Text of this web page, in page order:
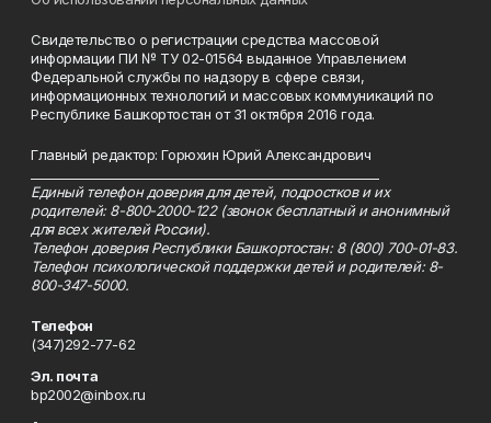
Свидетельство о регистрации средства массовой
информации ПИ № ТУ 02-01564 выданное Управлением
Федеральной службы по надзору в сфере связи,
информационных технологий и массовых коммуникаций по
Республике Башкортостан от 31 октября 2016 года.
Главный редактор: Горюхин Юрий Александрович
Единый телефон доверия для детей, подростков и их
родителей: 8-800-2000-122 (звонок бесплатный и анонимный
для всех жителей России).
Телефон доверия Республики Башкортостан: 8 (800) 700-01-83.
Телефон психологической поддержки детей и родителей: 8-
800-347-5000.
Телефон
(347)292-77-62
Эл. почта
bp2002@inbox.ru